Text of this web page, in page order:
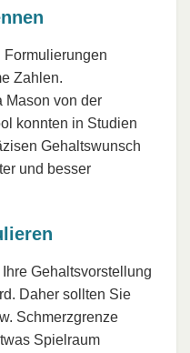
Zahlen.
Mason von der
konnten in Studien
Gehaltswunsch
und besser
Gehaltsvorstellung
Daher sollten Sie
Schmerzgrenze
Spielraum